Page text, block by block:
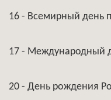
16 - Всемирный день
17 - Международный
20 - День рождения